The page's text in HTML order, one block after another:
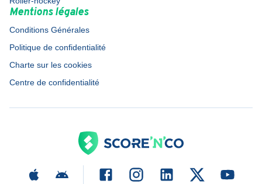
Mentions légales
Conditions Générales
Politique de confidentialité
Charte sur les cookies
Centre de confidentialité